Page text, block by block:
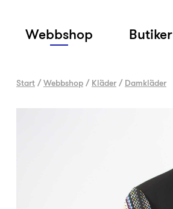
Webbshop Butiker
Start /Webbshop / Kläder / Damkläder